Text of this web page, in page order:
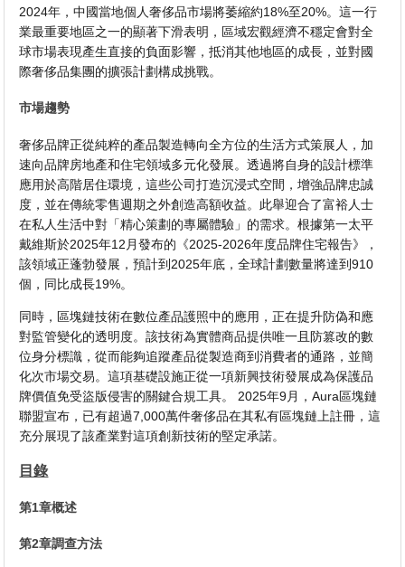
2024年，中國當地個人奢侈品市場將萎縮約18%至20%。這一行
業最重要地區之一的顯著下滑表明，區域宏觀經濟不穩定會對全
球市場表現產生直接的負面影響，抵消其他地區的成長，並對國
際奢侈品集團的擴張計劃構成挑戰。
市場趨勢
奢侈品牌正從純粹的產品製造轉向全方位的生活方式策展人，加
速向品牌房地產和住宅領域多元化發展。透過將自身的設計標準
應用於高階居住環境，這些公司打造沉浸式空間，增強品牌忠誠
度，並在傳統零售週期之外創造高額收益。此舉迎合了富裕人士
在私人生活中對「精心策劃的專屬體驗」的需求。根據第一太平
戴維斯於2025年12月發布的《2025-2026年度品牌住宅報告》，
該領域正蓬勃發展，預計到2025年底，全球計劃數量將達到910
個，同比成長19%。
同時，區塊鏈技術在數位產品護照中的應用，正在提升防偽和應
對監管變化的透明度。該技術為實體商品提供唯一且防篡改的數
位身分標識，從而能夠追蹤產品從製造商到消費者的通路，並簡
化次市場交易。這項基礎設施正從一項新興技術發展成為保護品
牌價值免受盜版侵害的關鍵合規工具。 2025年9月，Aura區塊鏈
聯盟宣布，已有超過7,000萬件奢侈品在其私有區塊鏈上註冊，這
充分展現了該產業對這項創新技術的堅定承諾。
目錄
第1章概述
第2章調查方法